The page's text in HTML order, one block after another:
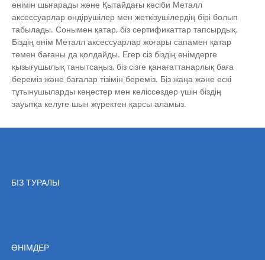
өнімін шығарады және Қытайдағы кәсіби Металл
аксессуарлар өндірушілер мен жеткізушілердің бірі болып
табылады. Сонымен қатар, біз сертификаттар тапсырдық.
Біздің өнім Металл аксессуарлар жоғары сапамен қатар
төмен бағаны да қолдайды. Егер сіз біздің өнімдерге
қызығушылық танытсаңыз, біз сізге қанағаттанарлық баға
береміз және бағалар тізімін береміз. Біз жаңа және ескі
тұтынушыларды кеңестер мен келіссөздер үшін біздің
зауытқа келуге шын жүректен қарсы аламыз.
БІЗ ТУРАЛЫ
ӨНІМДЕР